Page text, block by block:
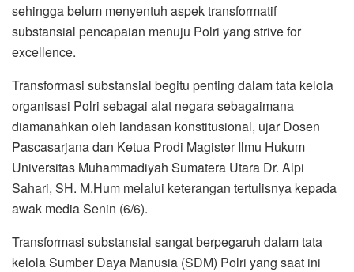
sehingga belum menyentuh aspek transformatif
substansial pencapaian menuju Polri yang strive for
excellence.
Transformasi substansial begitu penting dalam tata kelola
organisasi Polri sebagai alat negara sebagaimana
diamanahkan oleh landasan konstitusional, ujar Dosen
Pascasarjana dan Ketua Prodi Magister Ilmu Hukum
Universitas Muhammadiyah Sumatera Utara Dr. Alpi
Sahari, SH. M.Hum melalui keterangan tertulisnya kepada
awak media Senin (6/6).
Transformasi substansial sangat berpegaruh dalam tata
kelola Sumber Daya Manusia (SDM) Polri yang saat ini